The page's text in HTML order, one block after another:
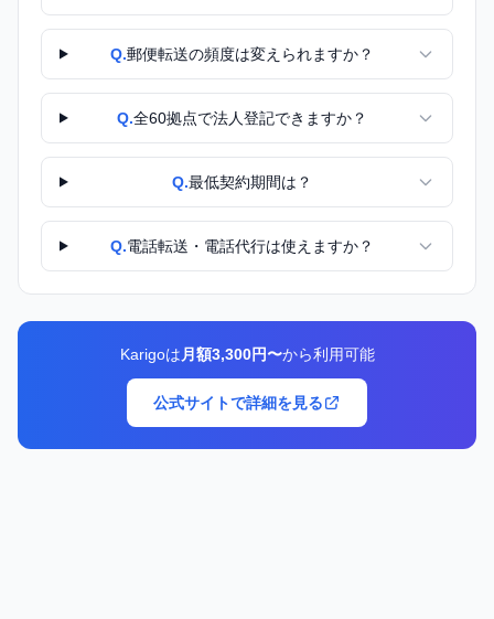
Q.郵便転送の頻度は変えられますか？
Q.全60拠点で法人登記できますか？
Q.最低契約期間は？
Q.電話転送・電話代行は使えますか？
Karigoは 月額3,300円〜から利用可能
公式サイトで詳細を見る